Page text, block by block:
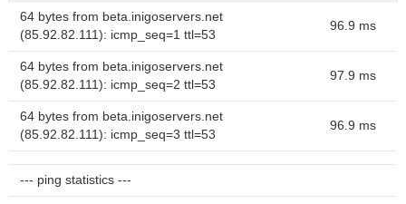
64 bytes from beta.inigoservers.net
(85.92.82.111): icmp_seq=1 ttl=53
96.9 ms
64 bytes from beta.inigoservers.net
(85.92.82.111): icmp_seq=2 ttl=53
97.9 ms
64 bytes from beta.inigoservers.net
(85.92.82.111): icmp_seq=3 ttl=53
96.9 ms
--- ping statistics ---